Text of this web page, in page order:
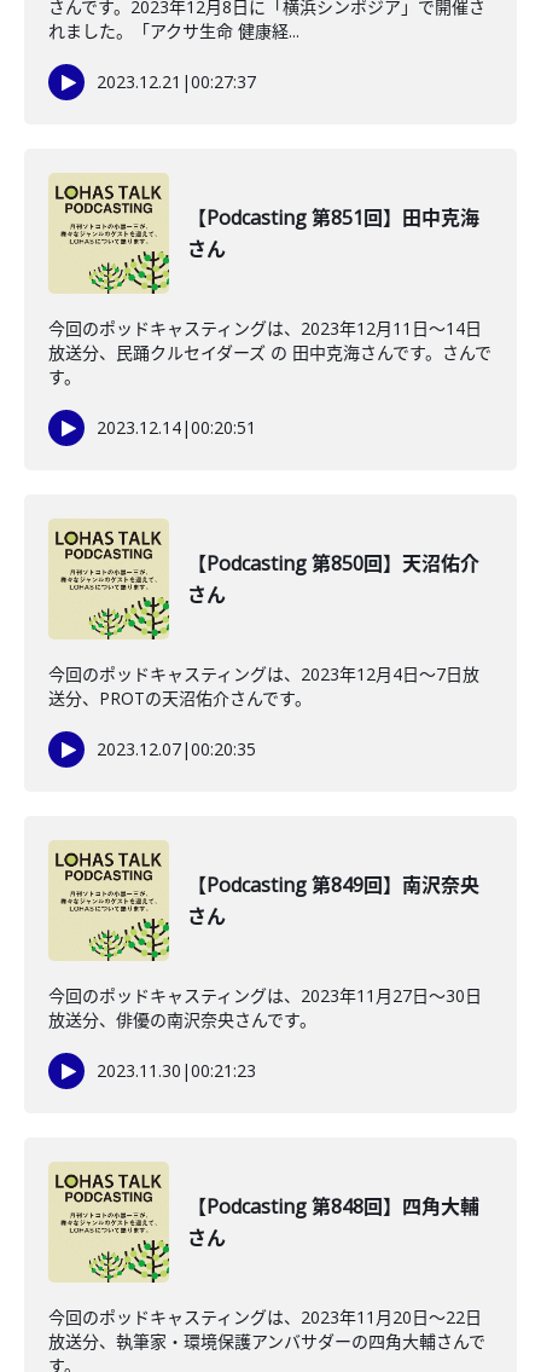
さんです。2023年12月8日に「横浜シンポジア」で開催さ
れました。「アクサ生命 健康経...
2023.12.21 |00:27:37
【Podcasting 第851回】田中克海
さん
今回のポッドキャスティングは、2023年12月11日〜14日
放送分、民踊クルセイダーズ の 田中克海さんです。さんで
す。
2023.12.14|00:20:51
【Podcasting 第850回】天沼佑介
さん
今回のポッドキャスティングは、2023年12月4日〜7日放
送分、PROTの天沼佑介さんです。
2023.12.07|00:20:35
【Podcasting 第849回】南沢奈央
さん
今回のポッドキャスティングは、2023年11月27日〜30日
放送分、俳優の南沢奈央さんです。
2023.11.30 |00:21:23
【Podcasting 第848回】四角大輔
さん
今回のポッドキャスティングは、2023年11月20日〜22日
放送分、執筆家・環境保護アンバサダーの四角大輔さんで
す。